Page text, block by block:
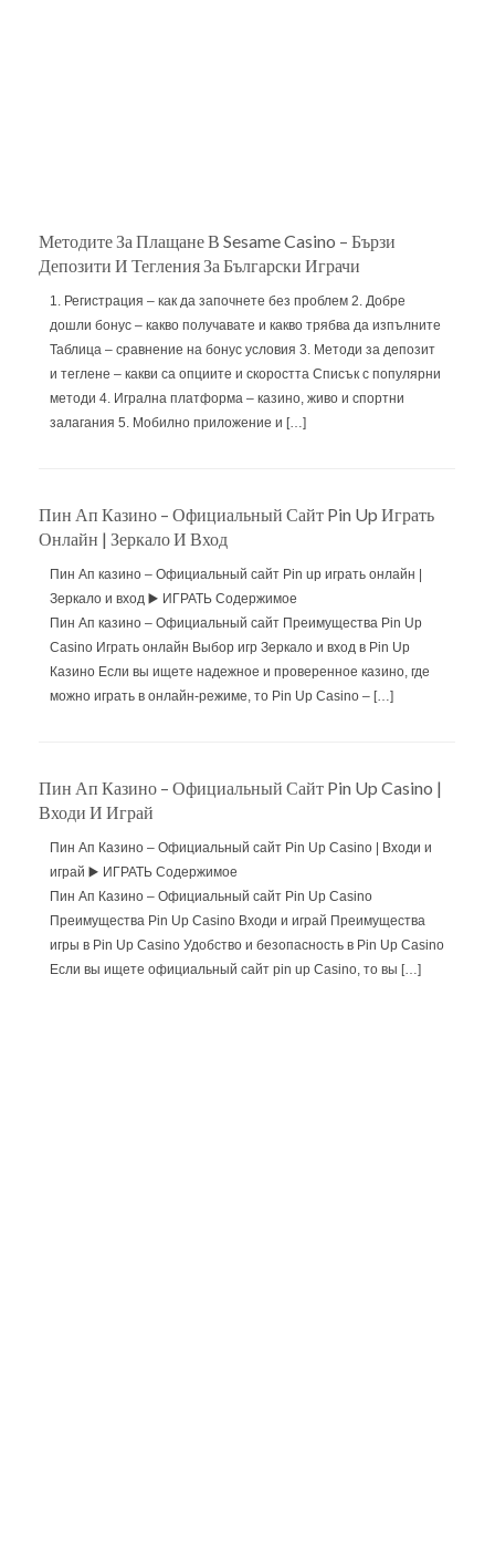
Методите За Плащане В Sesame Casino – Бързи
Депозити И Тегления За Български Играчи
1. Регистрация – как да започнете без проблем 2. Добре
дошли бонус – какво получавате и какво трябва да изпълните
Таблица – сравнение на бонус условия 3. Методи за депозит
и теглене – какви са опциите и скоростта Списък с популярни
методи 4. Игрална платформа – казино, живо и спортни
залагания 5. Мобилно приложение и […]
Пин Ап Казино – Официальный Сайт Pin Up Играть
Онлайн | Зеркало И Вход
Пин Ап казино – Официальный сайт Pin up играть онлайн |
Зеркало и вход ▶️ ИГРАТЬ Содержимое
Пин Ап казино – Официальный сайт Преимущества Pin Up
Casino Играть онлайн Выбор игр Зеркало и вход в Pin Up
Казино Если вы ищете надежное и проверенное казино, где
можно играть в онлайн-режиме, то Pin Up Casino – […]
Пин Ап Казино – Официальный Сайт Pin Up Casino |
Входи И Играй
Пин Ап Казино – Официальный сайт Pin Up Casino | Входи и
играй ▶️ ИГРАТЬ Содержимое
Пин Ап Казино – Официальный сайт Pin Up Casino
Преимущества Pin Up Casino Входи и играй Преимущества
игры в Pin Up Casino Удобство и безопасность в Pin Up Casino
Если вы ищете официальный сайт pin up Casino, то вы […]